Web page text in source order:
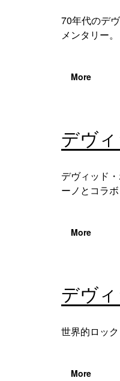
70年代のデ
メンタリー。
More
デヴ
デヴィッド
ーノとコラ
More
デヴ
世界的ロッ
More